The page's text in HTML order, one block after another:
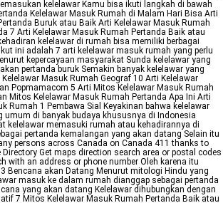
kelelawar Kamu bisa ikuti langkah di bawah
Kelelawar Masuk Rumah di Malam Hari Bisa Arti
Buruk atau Baik Arti Kelelawar Masuk Rumah
7 Arti Kelelawar Masuk Rumah Pertanda Baik atau
kelelawar di rumah bisa memiliki berbagai
ini adalah 7 arti kelelawar masuk rumah yang perlu
kepercayaan masyarakat Sunda kelelawar yang
pertanda buruk Semakin banyak kelelawar yang
Masuk Rumah Geograf 10 Arti Kelelawar
Popmamacom 5 Arti Mitos Kelelawar Masuk Rumah
Mitos Kelelawar Masuk Rumah Pertanda Apa Ini Arti
Rumah 1 Pembawa Sial Keyakinan bahwa kelelawar
umum di banyak budaya khususnya di Indonesia
kelelawar memasuki rumah atau kehadirannya di
pertanda kemalangan yang akan datang Selain itu
persons across Canada on Canada 411 thanks to
Get maps direction search area or postal codes
with an address or phone number Oleh karena itu
Bencana akan Datang Menurut mitologi Hindu yang
masuk ke dalam rumah dianggap sebagai pertanda
yang akan datang Kelelawar dihubungkan dengan
7 Mitos Kelelawar Masuk Rumah Pertanda Baik atau